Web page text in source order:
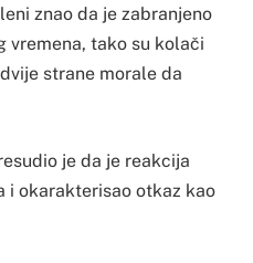
znao da je zabranjeno
vremena, tako su kolači
strane morale da
je da je reakcija
i okarakterisao otkaz kao